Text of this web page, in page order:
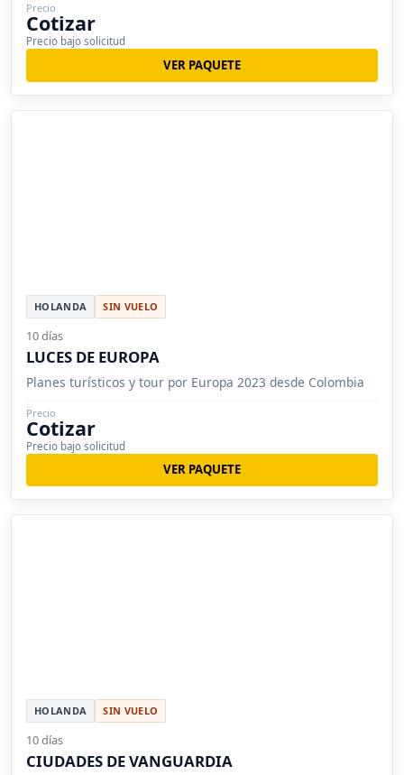
Precio
Cotizar
Precio bajo solicitud
VER PAQUETE
HOLANDA SIN VUELO
10 días
LUCES DE EUROPA
Planes turísticos y tour por Europa 2023 desde Colombia
Precio
Cotizar
Precio bajo solicitud
VER PAQUETE
HOLANDA SIN VUELO
10 días
CIUDADES DE VANGUARDIA